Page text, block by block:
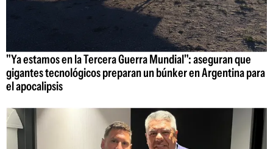
"Ya estamos en la Tercera Guerra Mundial": aseguran que
gigantes tecnológicos preparan un búnker en Argentina para
el apocalipsis